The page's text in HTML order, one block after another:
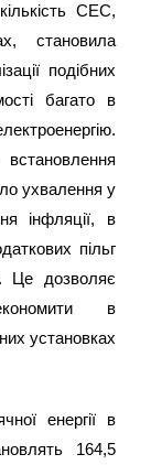
СЕС,
становила
подібних
багато в
ухвалення у
інфляції, в
пільг
Це дозволяє
в
установках
енергії в
164,5